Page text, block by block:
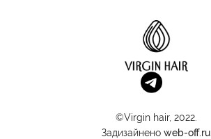
©Virgin hair, 2022.
Задизайнено web-off.ru